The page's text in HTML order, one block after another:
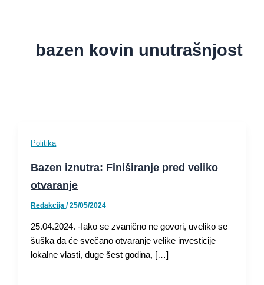
bazen kovin unutrašnjost
Politika
Bazen iznutra: Finiširanje pred veliko
otvaranje
Redakcija/25/05/2024
25.04.2024. -Iako se zvanično ne govori, uveliko se
šuška da će svečano otvaranje velike investicije
lokalne vlasti, duge šest godina, […]